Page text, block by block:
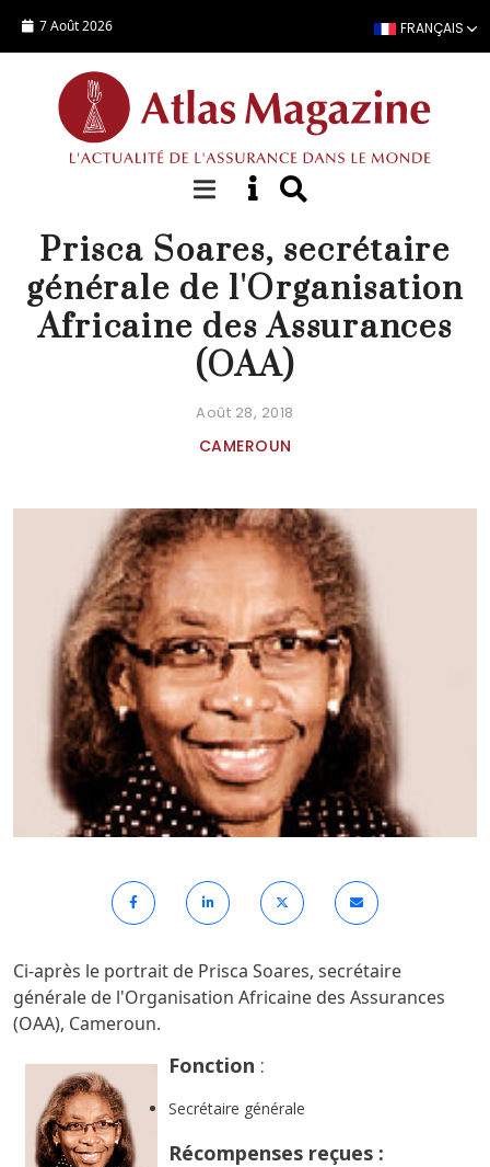
7 Août 2026 FRANÇAIS
PERSONNALITÉ
Prisca Soares, secrétaire
générale de l'Organisation
Africaine des Assurances
(OAA)
Août 28, 2018
CAMEROUN
Ci-après le portrait de Prisca Soares, secrétaire
générale de l'Organisation Africaine des Assurances
(OAA), Cameroun.
Fonction :
Secrétaire générale
Récompenses reçues :